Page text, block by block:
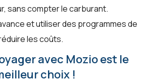
sans compter le carburant.
et utiliser des programmes de
les coûts.
avec Mozio est le
choix !